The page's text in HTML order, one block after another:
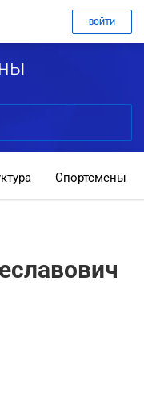
ВОЙТИ
Спортсмены